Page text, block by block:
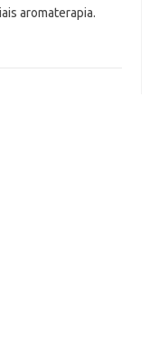
aromaterapia.